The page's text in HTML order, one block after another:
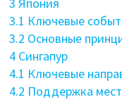
3 Япония
3.1 Ключевые
3.2 Основные
4 Сингапур
4.1 Ключевые
4.2 Поддержка